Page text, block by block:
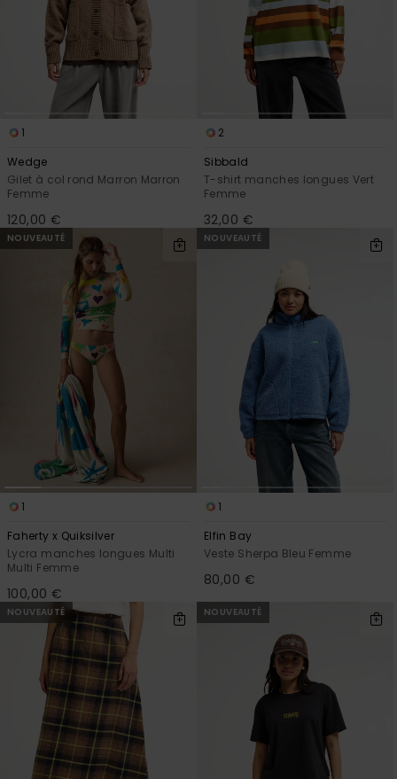
1
Wedge
Gilet à col rond Marron Marron
Femme
120,00 €
2
Sibbald
T-shirt manches longues Vert
Femme
32,00 €
NOUVEAUTÉ
1
Faherty x Quiksilver
Lycra manches longues Multi
Multi Femme
100,00 €
NOUVEAUTÉ
1
Elfin Bay
Veste Sherpa Bleu Femme
80,00 €
NOUVEAUTÉ NOUVEAUTÉ